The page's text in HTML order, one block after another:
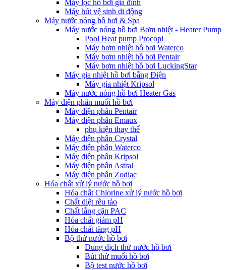
Máy lọc hồ bơi gia đình
Máy hút vệ sinh di động
Máy nước nóng hồ bơi & Spa
Máy nước nóng hồ bơi Bơm nhiệt - Heater Pump
Pool Heat pump Procopi
Máy bơm nhiệt hồ bơi Waterco
Máy bơm nhiệt hồ bơi Pentair
Máy bơm nhiệt hồ bơi LuckingStar
Máy gia nhiệt hồ bơi bằng Điện
Máy gia nhiệt Kripsol
Máy nước nóng hồ bơi Heater Gas
Máy điện phân muối hồ bơi
Máy điện phân Pentair
Máy điện phân Emaux
phụ kiện thay thế
Máy điện phân Crystal
Máy điện phân Waterco
Máy điện phân Kripsol
Máy điện phân Astral
Máy điện phân Zodiac
Hóa chất xử lý nước hồ bơi
Hóa chất Chlorine xử lý nước hồ bơi
Chất diệt rêu tảo
Chất lắng cặn PAC
Hóa chất giảm pH
Hóa chất tăng pH
Bộ thử nước hồ bơi
Dung dịch thử nước hồ bơi
Bút thử muối hồ bơi
Bộ test nước hồ bơi